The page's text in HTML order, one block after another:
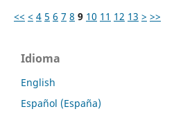
<< < 4 5 6 7 8 9 10 11 12 13 > >>
Idioma
English
Español (España)